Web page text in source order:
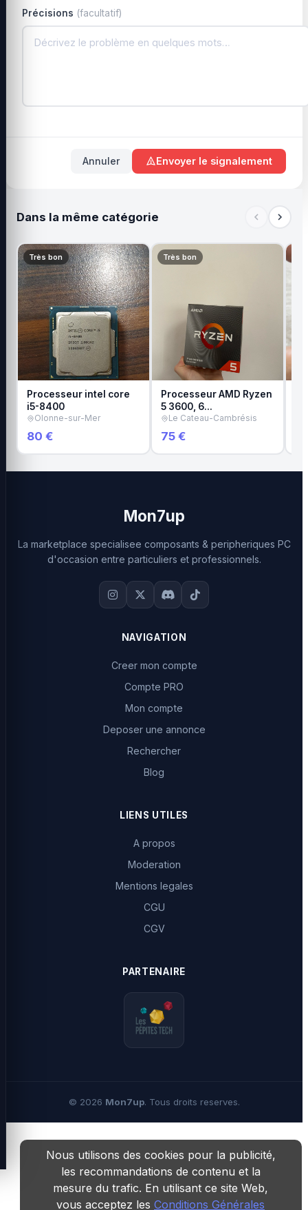
Précisions (facultatif)
Annuler Envoyer le signalement
Dans la même catégorie
Très bon
Processeur intel core
i5-8400
Olonne-sur-Mer
80 €
Très bon
Processeur AMD Ryzen
5 3600, 6…
Le Cateau-Cambrésis
75 €
Nous utilisons des cookies pour la publicité,
les recommandations de contenu et la
mesure du trafic. En utilisant ce site Web,
vous acceptez les Conditions Générales
Mon7up
La marketplace specialisee composants & peripheriques PC
d'occasion entre particuliers et professionnels.
NAVIGATION
Creer mon compte
Compte PRO
Mon compte
Deposer une annonce
Rechercher
Blog
LIENS UTILES
A propos
Moderation
Mentions legales
CGU
CGV
PARTENAIRE
© 2026 Mon7up. Tous droits reserves.